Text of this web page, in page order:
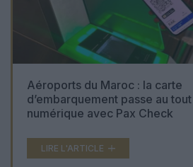
Aéroports du Maroc : la carte
d’embarquement passe au tout
numérique avec Pax Check
LIRE L'ARTICLE